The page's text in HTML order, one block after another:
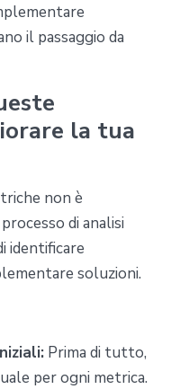
il passaggio da
la tua
non è
di analisi
identificare
soluzioni.
Prima di tutto,
per ogni metrica.